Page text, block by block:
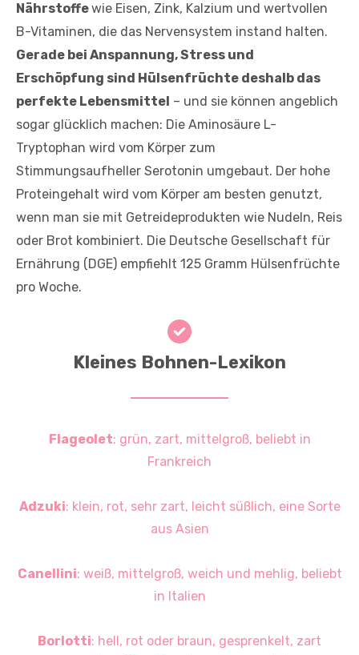
Nährstoffewie Eisen, Zink, Kalzium und wertvollen
B-Vitaminen, die das Nervensystem instand halten.
Gerade bei Anspannung, Stress und
Erschöpfung sind Hülsenfrüchte deshalb das
perfekte Lebensmittel – und sie können angeblich
sogar glücklich machen: Die Aminosäure L-
Tryptophan wird vom Körper zum
Stimmungsaufheller Serotonin umgebaut. Der hohe
Proteingehalt wird vom Körper am besten genutzt,
wenn man sie mit Getreideprodukten wie Nudeln, Reis
oder Brot kombiniert. Die Deutsche Gesellschaft für
Ernährung (DGE) empfiehlt 125 Gramm Hülsenfrüchte
pro Woche.
Kleines Bohnen-Lexikon
Flageolet: grün, zart, mittelgroß, beliebt in
Frankreich
Adzuki: klein, rot, sehr zart, leicht süßlich, eine Sorte
aus Asien
Canellini: weiß, mittelgroß, weich und mehlig, beliebt
in Italien
Borlotti: hell, rot oder braun, gesprenkelt, zart